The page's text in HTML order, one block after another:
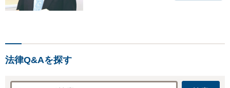
法律Q&Aを探す